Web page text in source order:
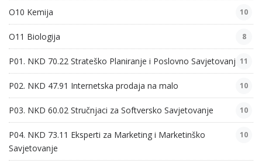
O10 Kemija 10
O11 Biologija 8
P01. NKD 70.22 Strateško Planiranje i Poslovno Savjetovanje11
P02. NKD 47.91 Internetska prodaja na malo 10
P03. NKD 60.02 Stručnjaci za Softversko Savjetovanje 10
P04. NKD 73.11 Eksperti za Marketing i Marketinško
Savjetovanje
10